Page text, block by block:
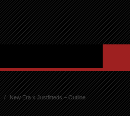
New Era x Justfitteds – Outline